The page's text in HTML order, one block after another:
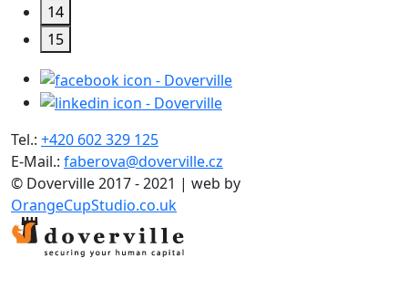
14
15
Tel.: +420 602 329 125
E-Mail.: faberova@doverville.cz
© Doverville 2017 - 2021 | web by
OrangeCupStudio.co.uk